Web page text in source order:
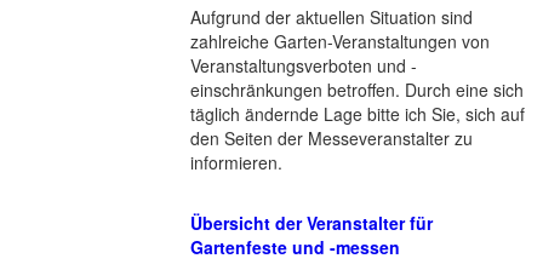
Aufgrund der aktuellen Situation sind
zahlreiche Garten-Veranstaltungen von
Veranstaltungsverboten und -
einschränkungen betroffen. Durch eine sich
täglich ändernde Lage bitte ich Sie, sich auf
den Seiten der Messeveranstalter zu
informieren.
Übersicht der Veranstalter für
Gartenfeste und -messen